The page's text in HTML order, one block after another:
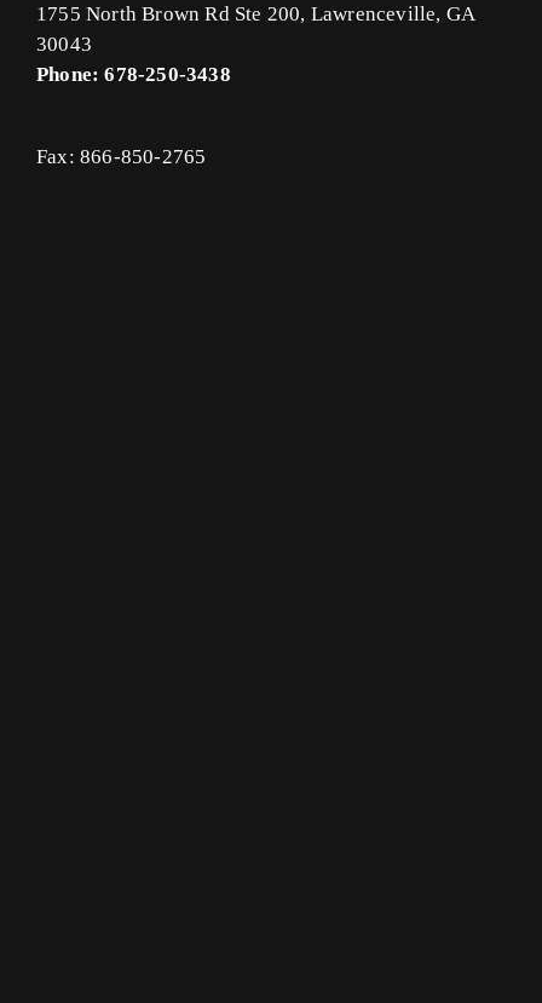
1755 North Brown Rd Ste 200, Lawrenceville, GA
30043
Phone: 678-250-3438
Fax: 866-850-2765